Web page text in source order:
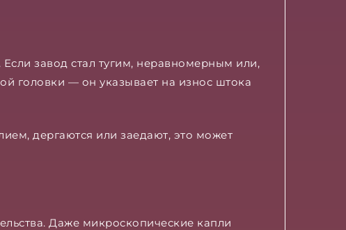
завод стал тугим, неравномерным или,
головки — он указывает на износ штока
дергаются или заедают, это может
Даже микроскопические капли